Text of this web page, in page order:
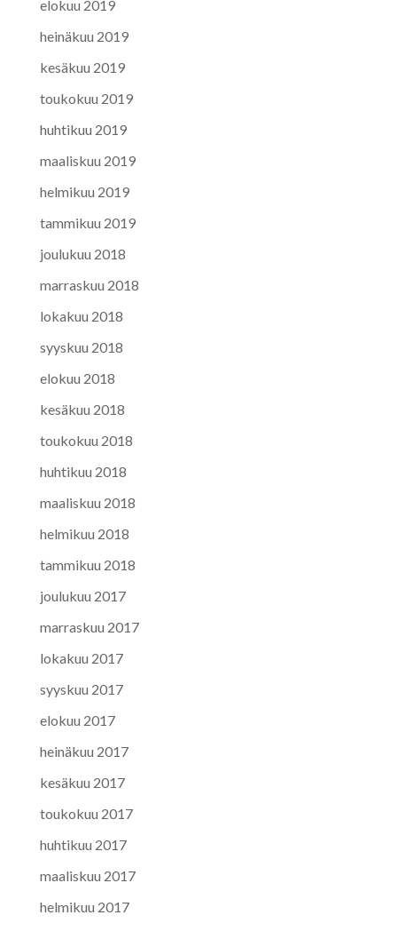
elokuu 2019
heinäkuu 2019
kesäkuu 2019
toukokuu 2019
huhtikuu 2019
maaliskuu 2019
helmikuu 2019
tammikuu 2019
joulukuu 2018
marraskuu 2018
lokakuu 2018
syyskuu 2018
elokuu 2018
kesäkuu 2018
toukokuu 2018
huhtikuu 2018
maaliskuu 2018
helmikuu 2018
tammikuu 2018
joulukuu 2017
marraskuu 2017
lokakuu 2017
syyskuu 2017
elokuu 2017
heinäkuu 2017
kesäkuu 2017
toukokuu 2017
huhtikuu 2017
maaliskuu 2017
helmikuu 2017